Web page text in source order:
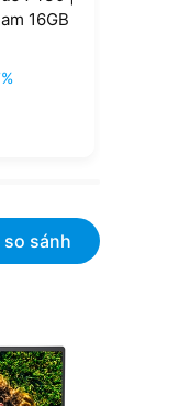
16GB
so sánh